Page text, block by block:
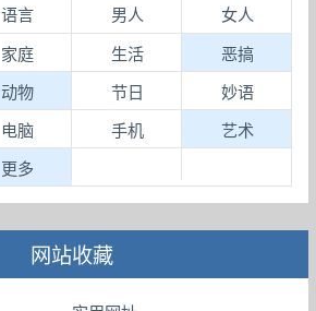
语言 男人 女人
家庭 生活 恶搞
动物 节日 妙语
电脑 手机 艺术
更多
网站收藏